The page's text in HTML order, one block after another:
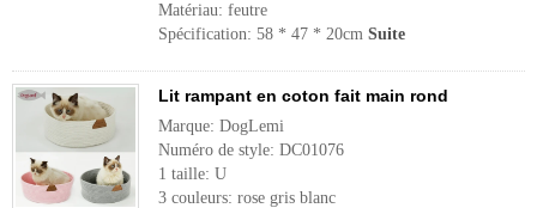
Matériau: feutre
Spécification: 58 * 47 * 20cm Suite
Lit rampant en coton fait main rond
Marque: DogLemi
Numéro de style: DC01076
1 taille: U
3 couleurs: rose gris blanc